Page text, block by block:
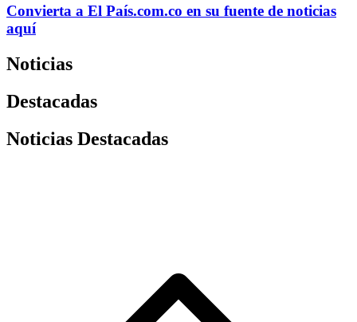
Convierta a El País.com.co en su fuente de noticias
aquí
Noticias
Destacadas
Noticias Destacadas